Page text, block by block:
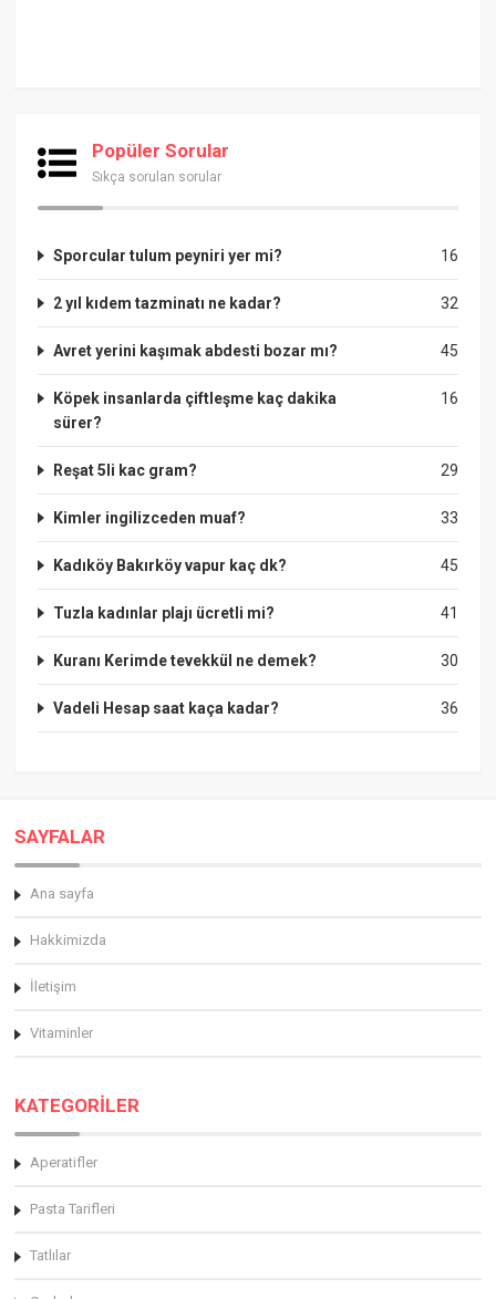
Popüler Sorular
Sıkça sorulan sorular
16
Sporcular tulum peyniri yer mi?
32
2 yıl kıdem tazminatı ne kadar?
45
Avret yerini kaşımak abdesti bozar mı?
16
Köpek insanlarda çiftleşme kaç dakika
sürer?
29
Reşat 5li kac gram?
33
Kimler ingilizceden muaf?
45
Kadıköy Bakırköy vapur kaç dk?
41
Tuzla kadınlar plajı ücretli mi?
30
Kuranı Kerimde tevekkül ne demek?
36
Vadeli Hesap saat kaça kadar?
SAYFALAR
Ana sayfa
Hakkimizda
İletişim
Vitaminler
KATEGORİLER
Aperatifler
Pasta Tarifleri
Tatlılar